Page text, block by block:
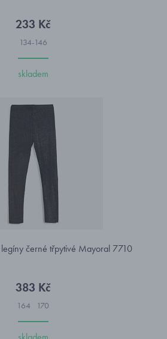
233 Kč
134-146
skladem
černé třpytivé Mayoral 7710
383 Kč
164 170